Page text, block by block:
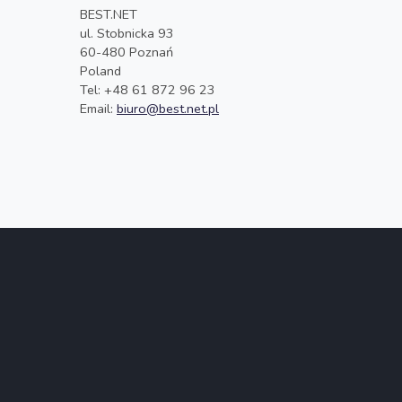
BEST.NET
ul. Stobnicka 93
60-480 Poznań
Poland
Tel: +48 61 872 96 23
Email: biuro@best.net.pl